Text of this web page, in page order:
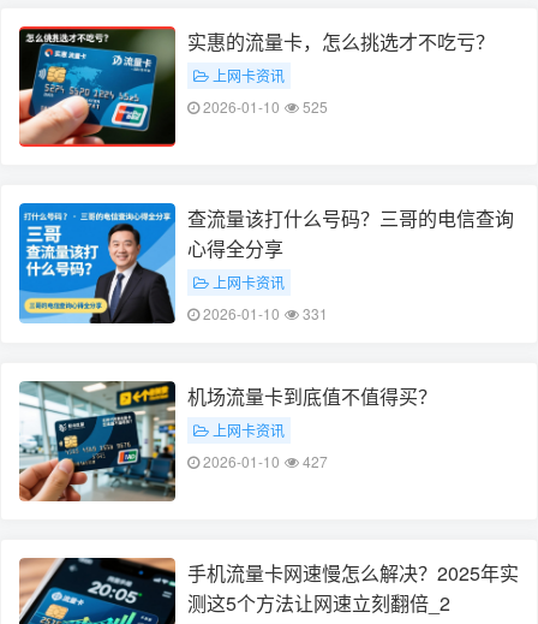
实惠的流量卡，怎么挑选才不吃亏？
上网卡资讯
2026-01-10
525
查流量该打什么号码？三哥的电信查询
心得全分享
上网卡资讯
2026-01-10
331
机场流量卡到底值不值得买？
上网卡资讯
2026-01-10
427
手机流量卡网速慢怎么解决？2025年实
测这5个方法让网速立刻翻倍_2